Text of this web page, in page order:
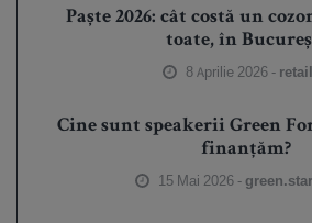
Paște 2026: cât costă un
toate, în
8 Aprilie 2026 -
Cine sunt speakerii Green
finanțăm?
15 Mai 2026 -